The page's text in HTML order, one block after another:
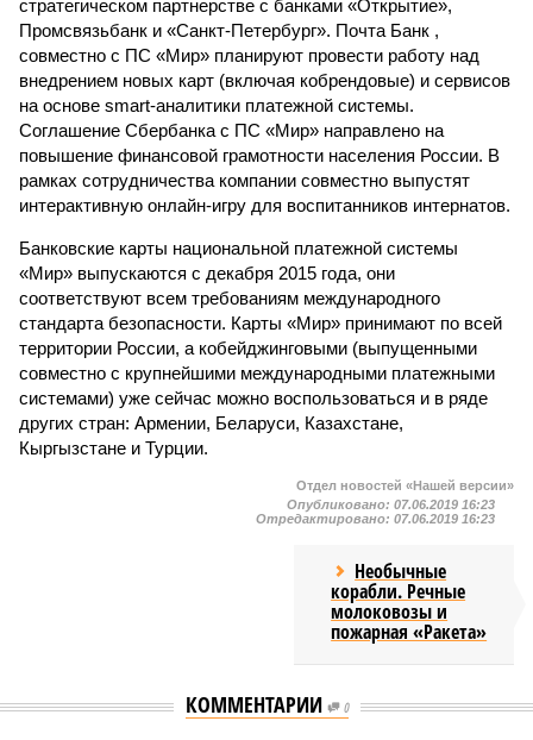
стратегическом партнерстве с банками «Открытие»,
Промсвязьбанк и «Санкт-Петербург». Почта Банк ,
совместно с ПС «Мир» планируют провести работу над
внедрением новых карт (включая кобрендовые) и сервисов
на основе smart-аналитики платежной системы.
Соглашение Сбербанка с ПС «Мир» направлено на
повышение финансовой грамотности населения России. В
рамках сотрудничества компании совместно выпустят
интерактивную онлайн-игру для воспитанников интернатов.
Банковские карты национальной платежной системы
«Мир» выпускаются с декабря 2015 года, они
соответствуют всем требованиям международного
стандарта безопасности. Карты «Мир» принимают по всей
территории России, а кобейджинговыми (выпущенными
совместно с крупнейшими международными платежными
системами) уже сейчас можно воспользоваться и в ряде
других стран: Армении, Беларуси, Казахстане,
Кыргызстане и Турции.
Отдел новостей «Нашей версии»
Опубликовано: 07.06.2019 16:23
Отредактировано: 07.06.2019 16:23
Необычные
корабли. Речные
молоковозы и
пожарная «Ракета»
КОММЕНТАРИИ 0